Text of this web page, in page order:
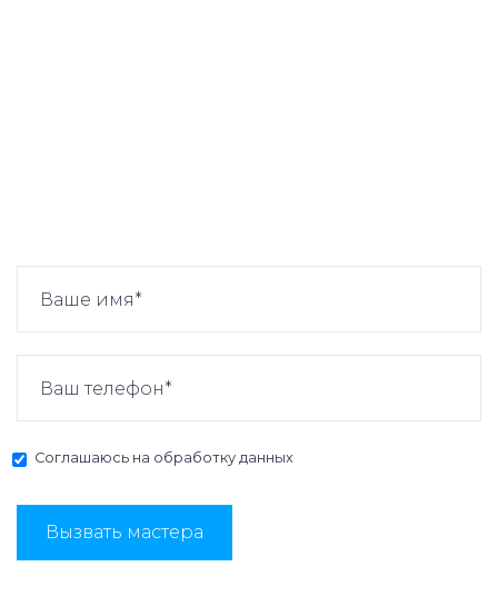
Соглашаюсь на обработку данных
Вызвать мастера